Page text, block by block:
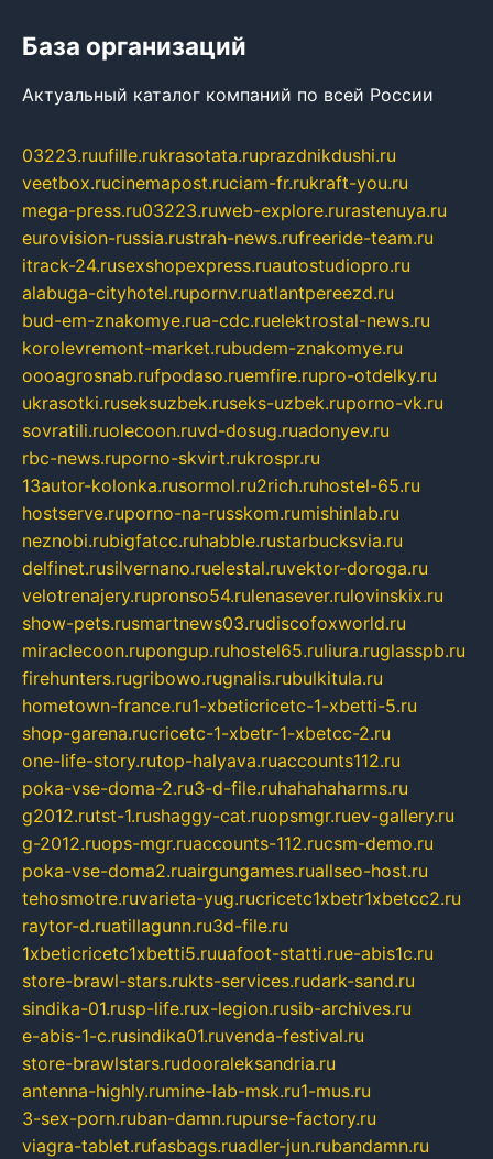
База организаций
Актуальный каталог компаний по всей России
03223.ruufille.rukrasotata.ruprazdnikdushi.ru
veetbox.rucinemapost.ruciam-fr.rukraft-you.ru
mega-press.ru03223.ruweb-explore.rurastenuya.ru
eurovision-russia.rustrah-news.rufreeride-team.ru
itrack-24.rusexshopexpress.ruautostudiopro.ru
alabuga-cityhotel.rupornv.ruatlantpereezd.ru
bud-em-znakomye.rua-cdc.ruelektrostal-news.ru
korolevremont-market.rubudem-znakomye.ru
oooagrosnab.rufpodaso.ruemfire.rupro-otdelky.ru
ukrasotki.ruseksuzbek.ruseks-uzbek.ruporno-vk.ru
sovratili.ruolecoon.ruvd-dosug.ruadonyev.ru
rbc-news.ruporno-skvirt.rukrospr.ru
13autor-kolonka.rusormol.ru2rich.ruhostel-65.ru
hostserve.ruporno-na-russkom.rumishinlab.ru
neznobi.rubigfatcc.ruhabble.rustarbucksvia.ru
delfinet.rusilvernano.ruelestal.ruvektor-doroga.ru
velotrenajery.rupronso54.rulenasever.rulovinskix.ru
show-pets.rusmartnews03.rudiscofoxworld.ru
miraclecoon.rupongup.ruhostel65.ruliura.ruglasspb.ru
firehunters.rugribowo.rugnalis.rubulkitula.ru
hometown-france.ru1-xbeticricetc-1-xbetti-5.ru
shop-garena.rucricetc-1-xbetr-1-xbetcc-2.ru
one-life-story.rutop-halyava.ruaccounts112.ru
poka-vse-doma-2.ru3-d-file.ruhahahaharms.ru
g2012.rutst-1.rushaggy-cat.ruopsmgr.ruev-gallery.ru
g-2012.ruops-mgr.ruaccounts-112.rucsm-demo.ru
poka-vse-doma2.ruairgungames.ruallseo-host.ru
tehosmotre.ruvarieta-yug.rucricetc1xbetr1xbetcc2.ru
raytor-d.ruatillagunn.ru3d-file.ru
1xbeticricetc1xbetti5.ruuafoot-statti.rue-abis1c.ru
store-brawl-stars.rukts-services.rudark-sand.ru
sindika-01.rusp-life.rux-legion.rusib-archives.ru
e-abis-1-c.rusindika01.ruvenda-festival.ru
store-brawlstars.rudooraleksandria.ru
antenna-highly.rumine-lab-msk.ru1-mus.ru
3-sex-porn.ruban-damn.rupurse-factory.ru
viagra-tablet.rufasbags.ruadler-jun.rubandamn.ru